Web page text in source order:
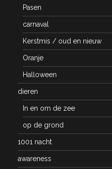
Pasen
carnaval
Kerstmis / oud en nieuw
Oranje
Halloween
dieren
In en om de zee
op de grond
1001 nacht
awareness